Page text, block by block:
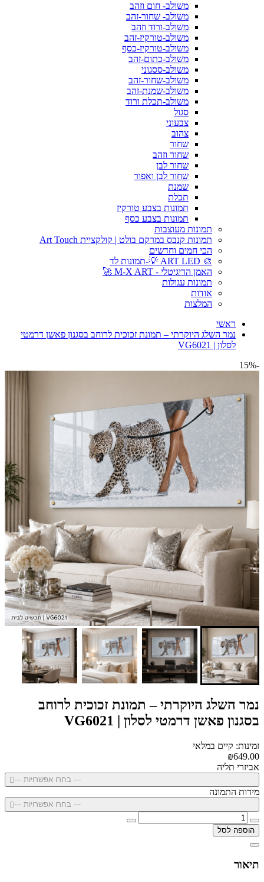
משולב- חום וזהב
משולב- שחור-זהב
משולב-ורוד וזהב
משולב-טורקיז-זהב
משולב-טורקיז-כסף
משולב-כתום-זהב
משולב-ססגוני
משולב-שחור-זהב
משולב-שמנת-זהב
משולב-תכלת ורוד
סגול
צבעוני
צהוב
שחור
שחור וזהב
שחור לבן
שחור לבן ואפור
שמנת
תכלת
תמונות בצבע טורקיז
תמונות בצבע כסף
תמונות מעוצבות
תמונות קנבס במרקם בולט | קולקציית Art Touch
הכי חמים וחדשים
🎨 ART LED 💡-תמונות לד
האמן הדיגיטלי - M-X ART 🚀
תמונות עגולות
אודות
המלצות
ראשי
נמר השלג היוקרתי – תמונת זכוכית לרוחב בסגנון פאשן דרמטי
לסלון | VG6021
-15%
נמר השלג היוקרתי – תמונת זכוכית לרוחב
בסגנון פאשן דרמטי לסלון | VG6021
זמינות: קיים במלאי
₪649.00
אביזרי תליה
--- בחרו אפשרויות ---
מידות התמונה
--- בחרו אפשרויות ---
הוספה לסל
תיאור